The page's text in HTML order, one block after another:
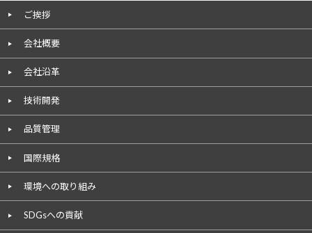
ご挨拶
会社概要
会社沿革
技術開発
品質管理
国際規格
環境への取り組み
SDGsへの貢献